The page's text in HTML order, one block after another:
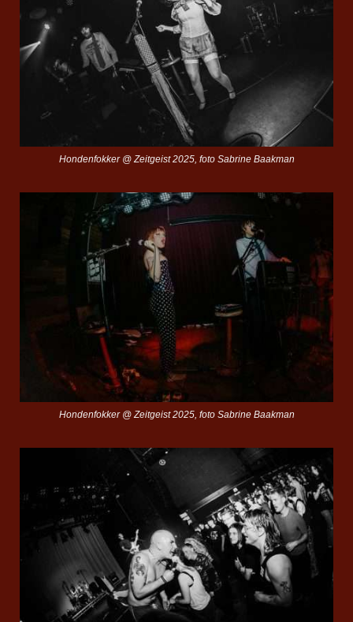
Hondenfokker @ Zeitgeist 2025, foto Sabrine Baakman
Hondenfokker @ Zeitgeist 2025, foto Sabrine Baakman